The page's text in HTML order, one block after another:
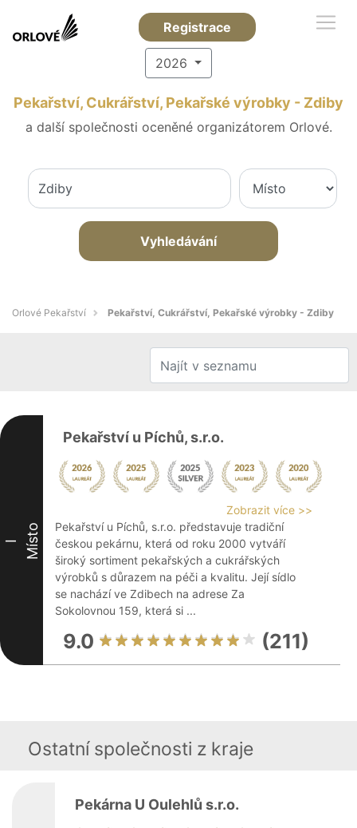
Registrace
2026
Pekařství, Cukrářství, Pekařské výrobky - Zdiby
a další společnosti oceněné organizátorem Orlové.
Vyhledávání
Orlové Pekařství Pekařství, Cukrářství, Pekařské výrobky - Zdiby
I Místo
Pekařství u Píchů, s.r.o.
Zobrazit více >>
Pekařství u Píchů, s.r.o. představuje tradiční
českou pekárnu, která od roku 2000 vytváří
široký sortiment pekařských a cukrářských
výrobků s důrazem na péči a kvalitu. Její sídlo
se nachází ve Zdibech na adrese Za
Sokolovnou 159, která si ...
9.0 (211)
Ostatní společnosti z kraje
Pekárna U Oulehlů s.r.o.